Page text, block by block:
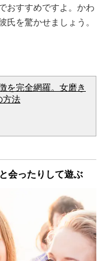
おすすめですよ。かわ
を驚かせましょう。
を完全網羅。女磨き
方法
会ったりして遊ぶ